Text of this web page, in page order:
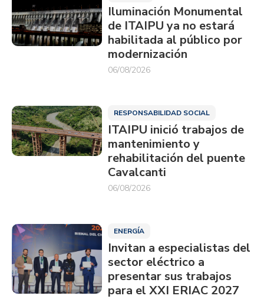
Iluminación Monumental
de ITAIPU ya no estará
habilitada al público por
modernización
06/08/2026
RESPONSABILIDAD SOCIAL
ITAIPU inició trabajos de
mantenimiento y
rehabilitación del puente
Cavalcanti
06/08/2026
ENERGÍA
Invitan a especialistas del
sector eléctrico a
presentar sus trabajos
para el XXI ERIAC 2027